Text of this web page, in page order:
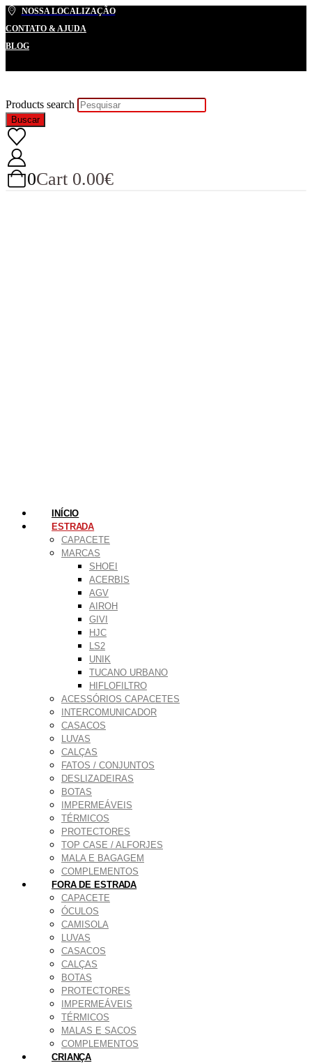
NOSSA LOCALIZAÇÃO
CONTATO & AJUDA
BLOG
Products search
Buscar
0Cart 0.00€
INÍCIO
ESTRADA
CAPACETE
MARCAS
SHOEI
ACERBIS
AGV
AIROH
GIVI
HJC
LS2
UNIK
TUCANO URBANO
HIFLOFILTRO
ACESSÓRIOS CAPACETES
INTERCOMUNICADOR
CASACOS
LUVAS
CALÇAS
FATOS / CONJUNTOS
DESLIZADEIRAS
BOTAS
IMPERMEÁVEIS
TÉRMICOS
PROTECTORES
TOP CASE / ALFORJES
MALA E BAGAGEM
COMPLEMENTOS
FORA DE ESTRADA
CAPACETE
ÓCULOS
CAMISOLA
LUVAS
CASACOS
CALÇAS
BOTAS
PROTECTORES
IMPERMEÁVEIS
TÉRMICOS
MALAS E SACOS
COMPLEMENTOS
CRIANÇA